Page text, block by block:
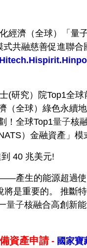
經濟（全球）「量
共融慈善促進聯
Hitech.Hispirit.Hinpo
(研究）院Top1全球
（全球）綠色永續
！全球Top1量子核
）金融資產」模
40 兆美元!
產生的能源超過
將是重要的。 推斷
量子核融合高創新
資產申請- 國家